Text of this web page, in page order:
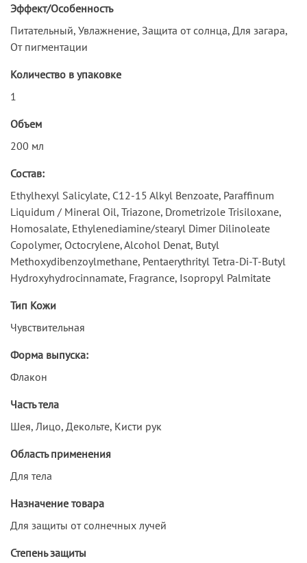
Эффект/Особенность
Питательный, Увлажнение, Защита от солнца, Для загара,
От пигментации
Количество в упаковке
1
Объем
200 мл
Состав:
Ethylhexyl Salicylate, C12-15 Alkyl Benzoate, Paraffinum
Liquidum / Mineral Oil, Triazone, Drometrizole Trisiloxane,
Homosalate, Ethylenediamine/stearyl Dimer Dilinoleate
Copolymer, Octocrylene, Alcohol Denat, Butyl
Methoxydibenzoylmethane, Pentaerythrityl Tetra-Di-T-Butyl
Hydroxyhydrocinnamate, Fragrance, Isopropyl Palmitate
Тип Кожи
Чувствительная
Форма выпуска:
Флакон
Часть тела
Шея, Лицо, Декольте, Кисти рук
Область применения
Для тела
Назначение товара
Для защиты от солнечных лучей
Степень защиты